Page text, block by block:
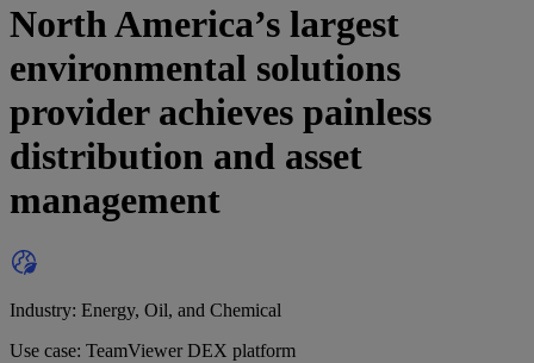
North America’s largest
environmental solutions
provider achieves painless
distribution and asset
management
Industry: Energy, Oil, and Chemical
Use case: TeamViewer DEX platform